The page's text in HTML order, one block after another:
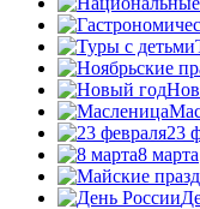
23
8 марта